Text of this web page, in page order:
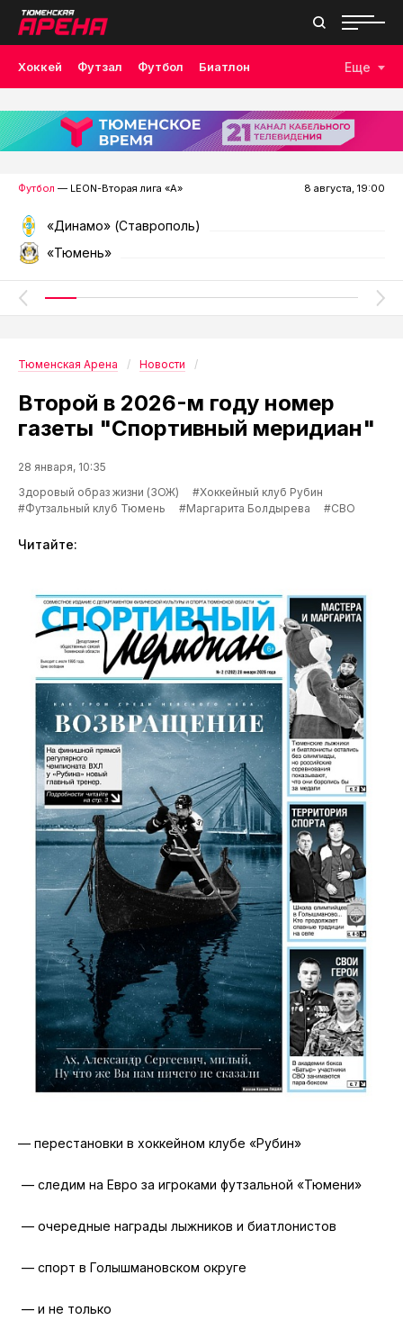
Хоккей Футзал Футбол Биатлон
Лыжные гонки Волейбол Плавание Дзюдо
Скалолазание Велоспорт Бокс
Еще
Футбол — LEON-Вторая лига «А» 8 августа, 19:00
«Динамо» (Ставрополь)
«Тюмень»
Тюменская Арена Новости
Второй в 2026-м году номер
газеты "Спортивный меридиан"
28 января, 10:35
Здоровый образ жизни (ЗОЖ)
#Хоккейный клуб Рубин
#Футзальный клуб Тюмень
#Маргарита Болдырева #СВО
Читайте:
— перестановки в хоккейном клубе «Рубин»
— следим на Евро за игроками футзальной «Тюмени»
— очередные награды лыжников и биатлонистов
— спорт в Голышмановском округе
— и не только